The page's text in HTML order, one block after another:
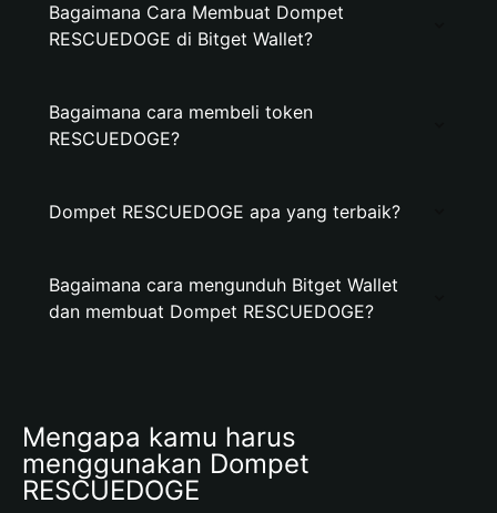
Bagaimana Cara Membuat Dompet
RESCUEDOGE di Bitget Wallet?
Bagaimana cara membeli token
RESCUEDOGE?
Dompet RESCUEDOGE apa yang terbaik?
Bagaimana cara mengunduh Bitget Wallet
dan membuat Dompet RESCUEDOGE?
Mengapa kamu harus
menggunakan Dompet
RESCUEDOGE